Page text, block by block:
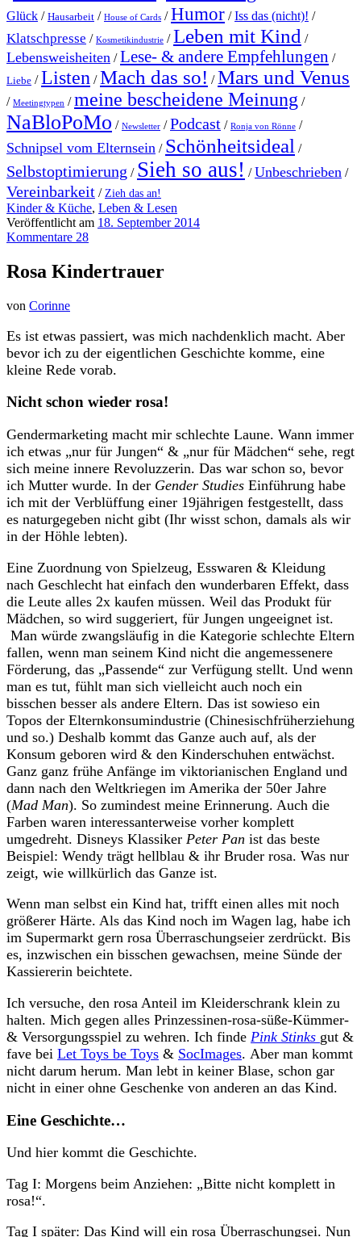
Glück / Hausarbeit / House of Cards /Humor /Iss das (nicht)! /
Klatschpresse / Kosmetikindustrie /Leben mit Kind /
Lebensweisheiten /Lese- & andere Empfehlungen /
Liebe /Listen /Mach das so! /Mars und Venus
/ Meetingtypen /meine bescheidene Meinung /
NaBloPoMo / Newsletter /Podcast / Ronja von Rönne /
Schnipsel vom Elternsein / Schönheitsideal /
Selbstoptimierung / Sieh so aus! /Unbeschrieben /
Vereinbarkeit / Zieh das an!
Kinder & Küche, Leben & Lesen
Veröffentlicht am 18. September 2014
Kommentare 28
Rosa Kindertrauer
von Corinne
Es ist etwas passiert, was mich nachdenklich macht. Aber
bevor ich zu der eigentlichen Geschichte komme, eine
kleine Rede vorab.
Nicht schon wieder rosa!
Gendermarketing macht mir schlechte Laune. Wann immer
ich etwas „nur für Jungen“ & „nur für Mädchen“ sehe, regt
sich meine innere Revoluzzerin. Das war schon so, bevor
ich Mutter wurde. In der Gender Studies Einführung habe
ich mit der Verblüffung einer 19jährigen festgestellt, dass
es naturgegeben nicht gibt (Ihr wisst schon, damals als wir
in der Höhle lebten).
Eine Zuordnung von Spielzeug, Esswaren & Kleidung
nach Geschlecht hat einfach den wunderbaren Effekt, dass
die Leute alles 2x kaufen müssen. Weil das Produkt für
Mädchen, so wird suggeriert, für Jungen ungeeignet ist.
Man würde zwangsläufig in die Kategorie schlechte Eltern
fallen, wenn man seinem Kind nicht die angemessenere
Förderung, das „Passende“ zur Verfügung stellt. Und wenn
man es tut, fühlt man sich vielleicht auch noch ein
bisschen besser als andere Eltern. Das ist sowieso ein
Topos der Elternkonsumindustrie (Chinesischfrüherziehung
und so.) Deshalb kommt das Ganze auch auf, als der
Konsum geboren wird & den Kinderschuhen entwächst.
Ganz ganz frühe Anfänge im viktorianischen England und
dann nach den Weltkriegen im Amerika der 50er Jahre
(Mad Man). So zumindest meine Erinnerung. Auch die
Farben waren interessanterweise vorher komplett
umgedreht. Disneys Klassiker Peter Pan ist das beste
Beispiel: Wendy trägt hellblau & ihr Bruder rosa. Was nur
zeigt, wie willkürlich das Ganze ist.
Wenn man selbst ein Kind hat, trifft einen alles mit noch
größerer Härte. Als das Kind noch im Wagen lag, habe ich
im Supermarkt gern rosa Überraschungseier zerdrückt. Bis
es, inzwischen ein bisschen gewachsen, meine Sünde der
Kassiererin beichtete.
Ich versuche, den rosa Anteil im Kleiderschrank klein zu
halten. Mich gegen alles Prinzessinen-rosa-süße-Kümmer-
& Versorgungsspiel zu wehren. Ich finde Pink Stinks gut &
fave bei Let Toys be Toys & SocImages. Aber man kommt
nicht darum herum. Man lebt in keiner Blase, schon gar
nicht in einer ohne Geschenke von anderen an das Kind.
Eine Geschichte…
Und hier kommt die Geschichte.
Tag I: Morgens beim Anziehen: „Bitte nicht komplett in
rosa!“.
Tag I später: Das Kind will ein rosa Überraschungsei. Nun